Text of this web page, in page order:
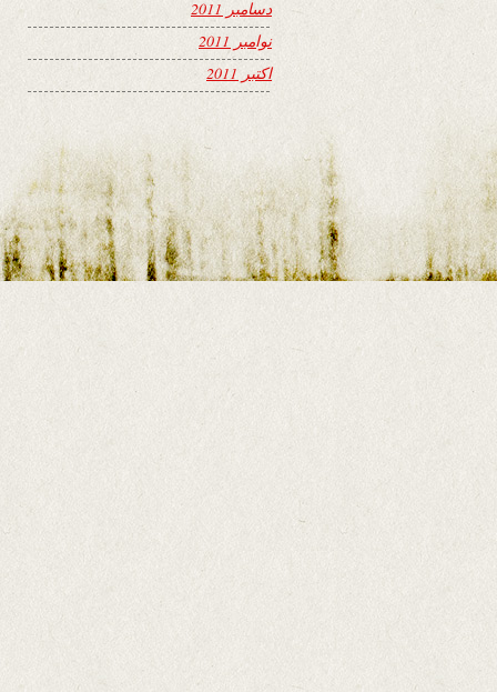
دسامبر 2011
نوامبر 2011
اکتبر 2011